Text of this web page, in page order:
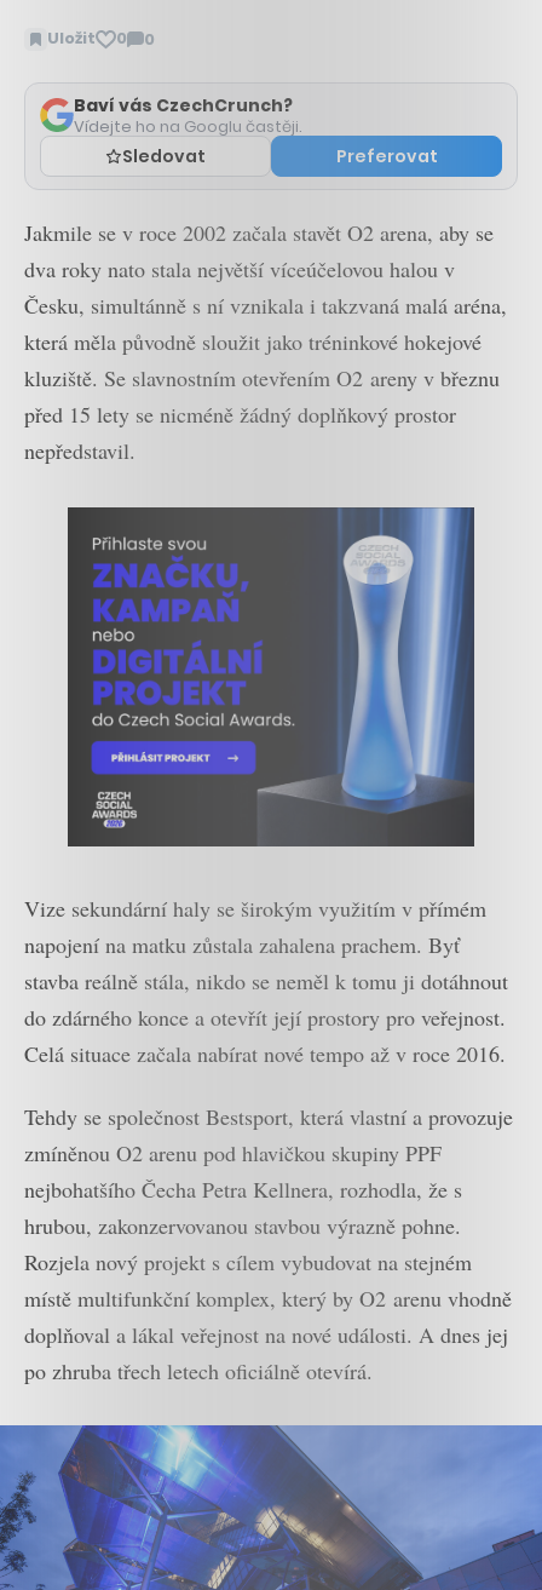
Uložit 0 0
Zobrazit
Baví vás CzechCrunch?
Vídejte ho na Googlu častěji.
Sledovat Preferovat
Jakmile se v roce 2002 začala stavět O2 arena, aby se
dva roky nato stala největší víceúčelovou halou v
Česku, simultánně s ní vznikala i takzvaná malá aréna,
která měla původně sloužit jako tréninkové hokejové
kluziště. Se slavnostním otevřením O2 areny v březnu
před 15 lety se nicméně žádný doplňkový prostor
nepředstavil.
Vize sekundární haly se širokým využitím v přímém
napojení na matku zůstala zahalena prachem. Byť
stavba reálně stála, nikdo se neměl k tomu ji dotáhnout
do zdárného konce a otevřít její prostory pro veřejnost.
Celá situace začala nabírat nové tempo až v roce 2016.
Tehdy se společnost Bestsport, která vlastní a provozuje
zmíněnou O2 arenu pod hlavičkou skupiny PPF
nejbohatšího Čecha Petra Kellnera, rozhodla, že s
hrubou, zakonzervovanou stavbou výrazně pohne.
Rozjela nový projekt s cílem vybudovat na stejném
místě multifunkční komplex, který by O2 arenu vhodně
doplňoval a lákal veřejnost na nové události. A dnes jej
po zhruba třech letech oficiálně otevírá.